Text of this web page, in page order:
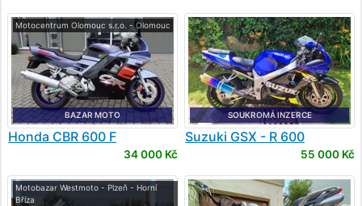
Motocentrum Olomouc s.r.o. - Olomouc
BAZAR MOTO
Honda CBR 600 F
34 000 Kč
SOUKROMÁ INZERCE
Suzuki GSX - R 600
55 000 Kč
Motobazar Westmoto - Plzeň - Horní
Bříza